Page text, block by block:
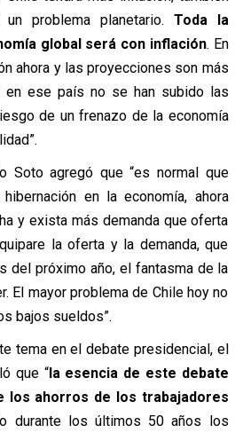
problema planetario. Toda la
global será con inflación. En
ahora y las proyecciones son más
en ese país no se han subido las
de un frenazo de la economía
Soto agregó que “es normal que
en la economía, ahora
y exista más demanda que oferta
la oferta y la demanda, que
del próximo año, el fantasma de la
El mayor problema de Chile hoy no
bajos sueldos”.
tema en el debate presidencial, el
que “la esencia de este debate
los ahorros de los trabajadores
durante los últimos 50 años los